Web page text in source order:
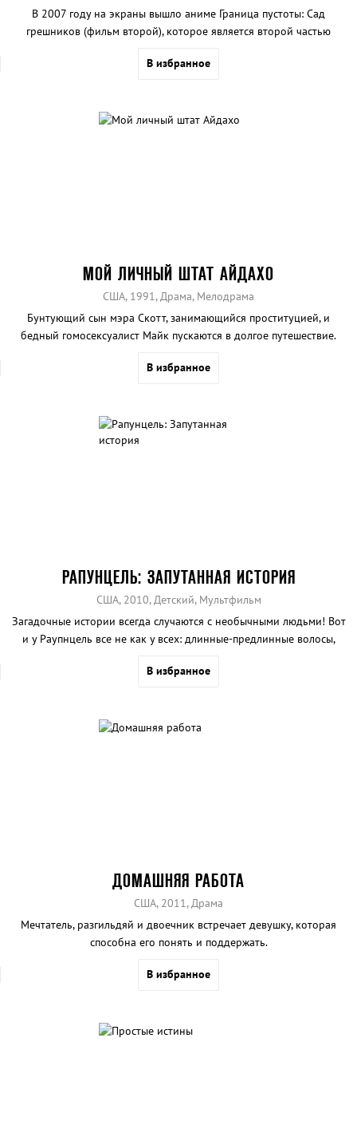
В 2007 году на экраны вышло аниме Граница пустоты: Сад
грешников (фильм второй), которое является второй частью
В избранное
МОЙ ЛИЧНЫЙ ШТАТ АЙДАХО
США, 1991, Драма, Мелодрама
Бунтующий сын мэра Скотт, занимающийся проституцией, и
бедный гомосексуалист Майк пускаются в долгое путешествие.
В избранное
РАПУНЦЕЛЬ: ЗАПУТАННАЯ ИСТОРИЯ
США, 2010, Детский, Мультфильм
Загадочные истории всегда случаются с необычными людьми! Вот
и у Раупнцель все не как у всех: длинные-предлинные волосы,
попадает Флинн.
В избранное
ДОМАШНЯЯ РАБОТА
США, 2011, Драма
Мечтатель, разгильдяй и двоечник встречает девушку, которая
способна его понять и поддержать.
В избранное